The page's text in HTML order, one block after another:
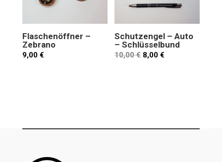
Flaschenöffner –
Zebrano
9,00 €
Schutzengel – Auto
– Schlüsselbund
10,00€ 8,00€